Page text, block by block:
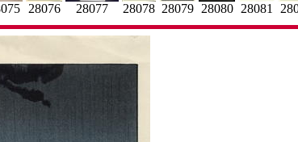
28076 28077 28078 28079 28080 28081